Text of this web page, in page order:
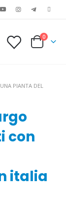
0
PIANTA DEL
con
italia